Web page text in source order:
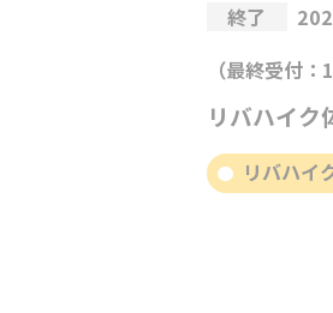
終了
（最終受付：
リバハイク
リバハイ